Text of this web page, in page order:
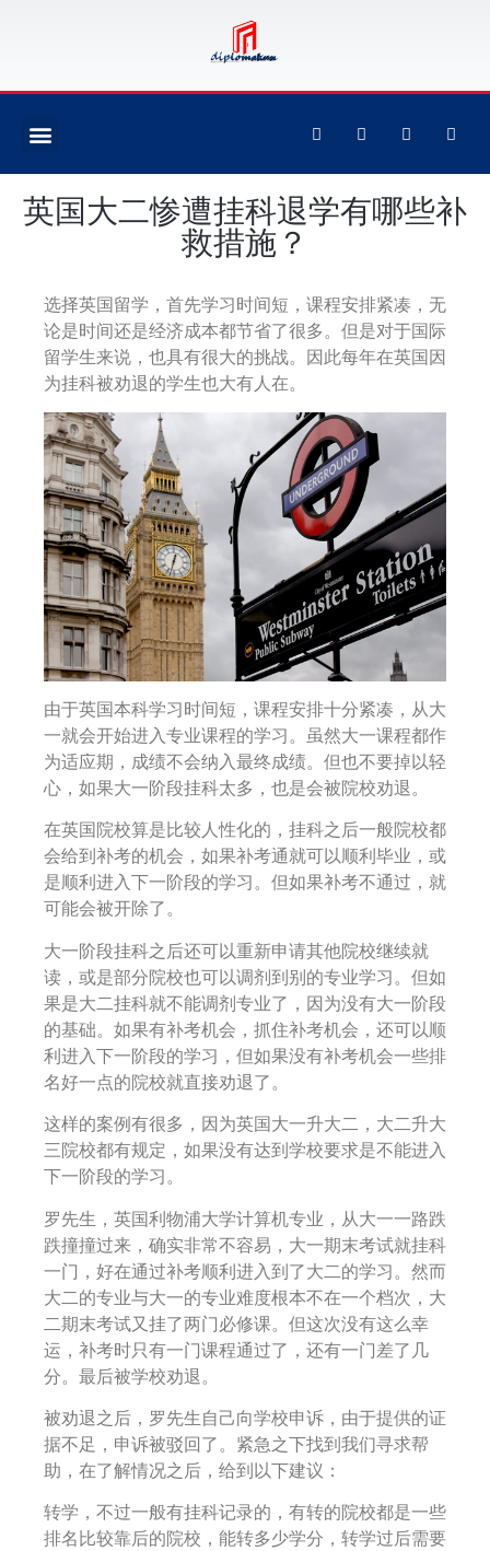
英国大二惨遭挂科退学有哪些补
救措施？
选择英国留学，首先学习时间短，课程安排紧凑，无
论是时间还是经济成本都节省了很多。但是对于国际
留学生来说，也具有很大的挑战。因此每年在英国因
为挂科被劝退的学生也大有人在。
由于英国本科学习时间短，课程安排十分紧凑，从大
一就会开始进入专业课程的学习。虽然大一课程都作
为适应期，成绩不会纳入最终成绩。但也不要掉以轻
心，如果大一阶段挂科太多，也是会被院校劝退。
在英国院校算是比较人性化的，挂科之后一般院校都
会给到补考的机会，如果补考通就可以顺利毕业，或
是顺利进入下一阶段的学习。但如果补考不通过，就
可能会被开除了。
大一阶段挂科之后还可以重新申请其他院校继续就
读，或是部分院校也可以调剂到别的专业学习。但如
果是大二挂科就不能调剂专业了，因为没有大一阶段
的基础。如果有补考机会，抓住补考机会，还可以顺
利进入下一阶段的学习，但如果没有补考机会一些排
名好一点的院校就直接劝退了。
这样的案例有很多，因为英国大一升大二，大二升大
三院校都有规定，如果没有达到学校要求是不能进入
下一阶段的学习。
罗先生，英国利物浦大学计算机专业，从大一一路跌
跌撞撞过来，确实非常不容易，大一期末考试就挂科
一门，好在通过补考顺利进入到了大二的学习。然而
大二的专业与大一的专业难度根本不在一个档次，大
二期末考试又挂了两门必修课。但这次没有这么幸
运，补考时只有一门课程通过了，还有一门差了几
分。最后被学校劝退。
被劝退之后，罗先生自己向学校申诉，由于提供的证
据不足，申诉被驳回了。紧急之下找到我们寻求帮
助，在了解情况之后，给到以下建议：
转学，不过一般有挂科记录的，有转的院校都是一些
排名比较靠后的院校，能转多少学分，转学过后需要